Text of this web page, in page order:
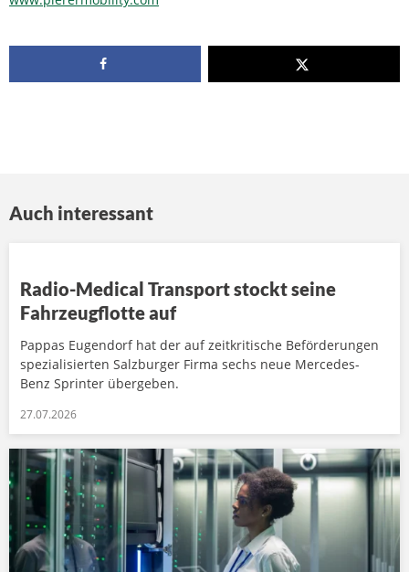
Auch interessant
Radio-Medical Transport stockt seine
Fahrzeugflotte auf
Pappas Eugendorf hat der auf zeitkritische Beförderungen
spezialisierten Salzburger Firma sechs neue Mercedes-
Benz Sprinter übergeben.
27.07.2026